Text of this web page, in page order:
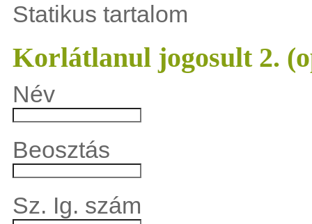
Statikus tartalom
Korlátlanul jogosult 2.
Név
Beosztás
Sz. Ig. szám